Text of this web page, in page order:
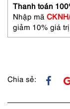
Thanh toán
Nhập mã
giảm 10% giá
Chia sẻ: